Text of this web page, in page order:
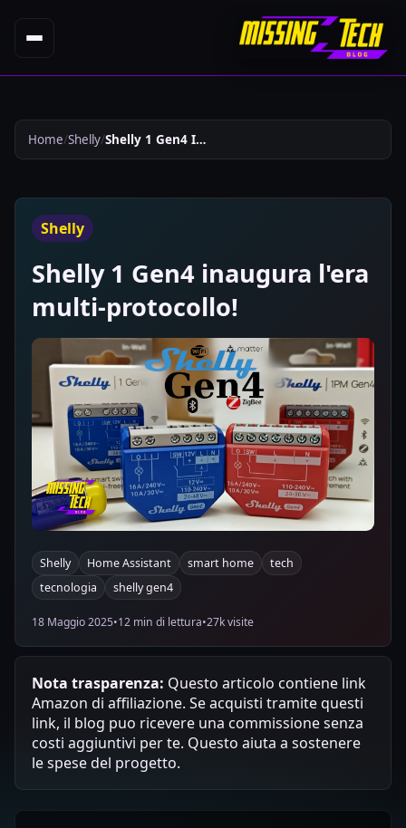
Home Shelly Shelly 1 Gen4 Inaugura Lera Multi Protocollo 1019
Shelly
Shelly 1 Gen4 inaugura l'era
multi-protocollo!
Shelly Home Assistant smart home
tech
tecnologia
shelly gen4
18 Maggio 2025•12 min di lettura•27k visite
Nota trasparenza: Questo articolo contiene link
Amazon di affiliazione. Se acquisti tramite questi
link, il blog puo ricevere una commissione senza
costi aggiuntivi per te. Questo aiuta a sostenere
le spese del progetto.